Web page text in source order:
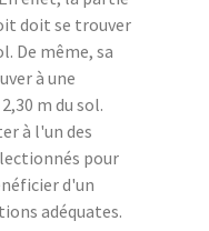
doit se trouver
De même, sa
à une
m du sol.
à l'un des
pour
d'un
adéquates.